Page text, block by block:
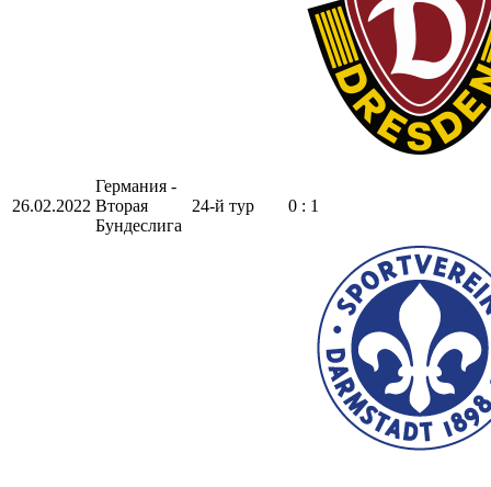
26.02.2022
Германия -
Вторая
Бундеслига
24-й тур 0 : 1